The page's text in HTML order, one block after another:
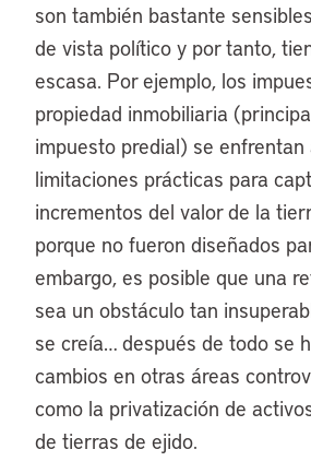
son también bastante
de vista político y por tanto,
escasa. Por ejemplo, los
propiedad inmobiliaria
impuesto predial) se enfrentan
limitaciones prácticas para
incrementos del valor de la
porque no fueron diseñados
embargo, es posible que una
sea un obstáculo tan
se creía… después de todo se
cambios en otras áreas
como la privatización de
de tierras de ejido.